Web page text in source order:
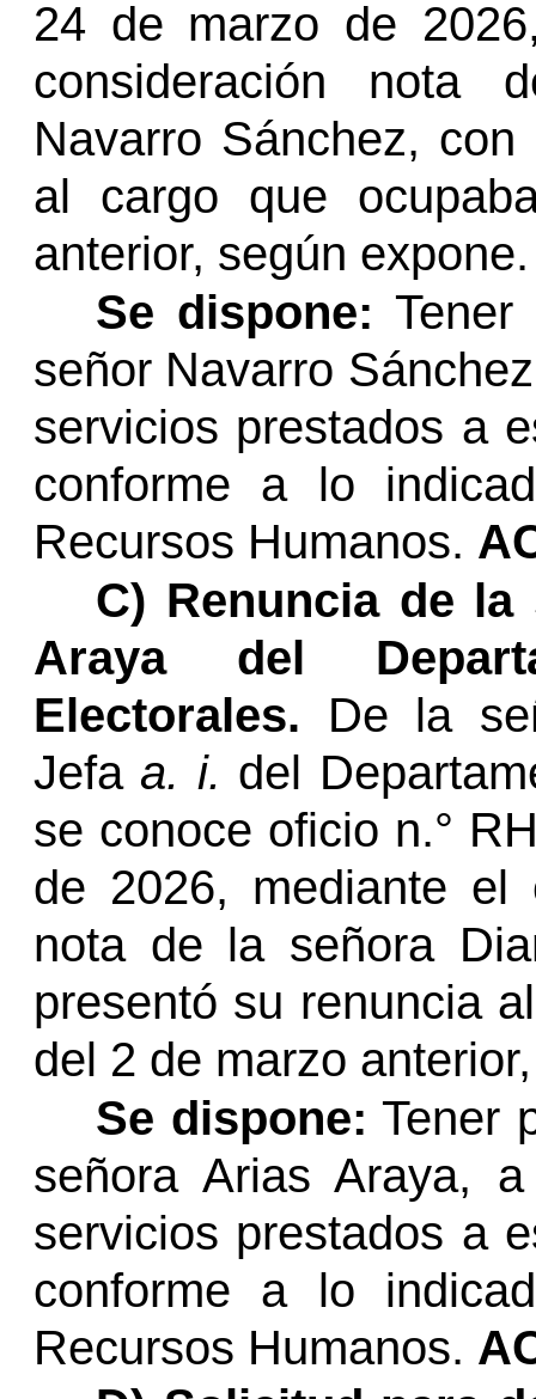
24 de marzo de
consideración nota
Navarro Sánchez,
al cargo que
anterior, según expone.
Se dispone:
señor Navarro
servicios prestados a
conforme a lo
Recursos Humanos.
C) Renuncia de
Araya del
Electorales. De la
Jefa a. i. del
se conoce oficio n.°
de 2026, mediante el
nota de la señora
presentó su renuncia
del 2 de marzo
Se dispone: Tener
señora Arias Araya,
servicios prestados a
conforme a lo
Recursos Humanos.